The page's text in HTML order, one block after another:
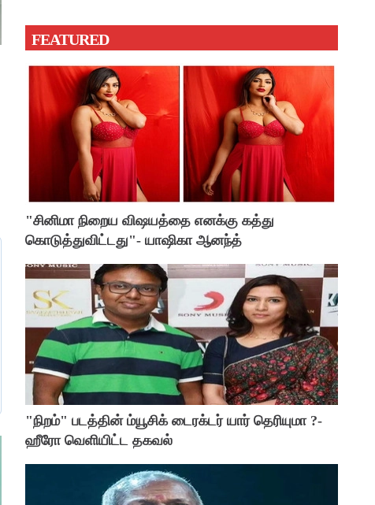
FEATURED
"சினிமா நிறைய விஷயத்தை எனக்கு கத்து
கொடுத்துவிட்டது"- யாஷிகா ஆனந்த்
"நிறம்" படத்தின் ம்யூசிக் டைரக்டர் யார் தெரியுமா ?-
ஹீரோ வெளியிட்ட தகவல்